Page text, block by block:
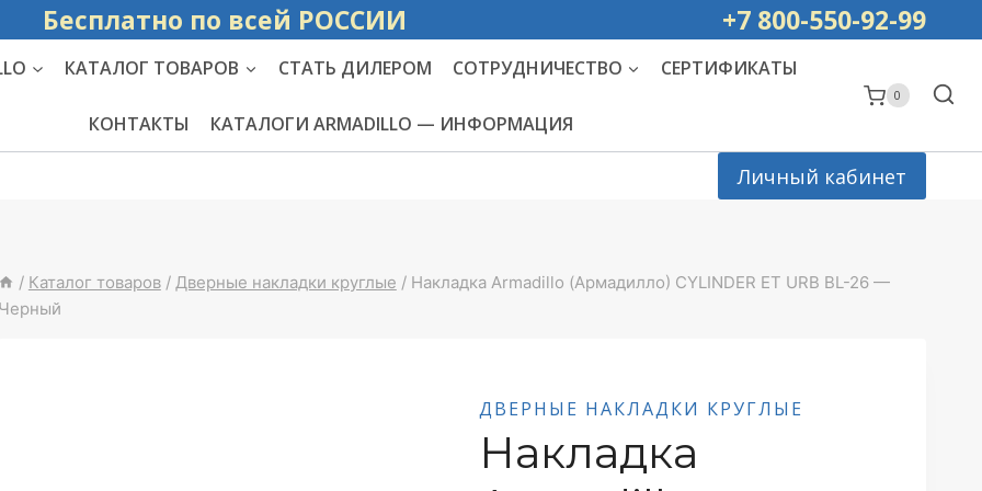
Бесплатно по всей РОССИИ +7 800-550-92-99
КАТАЛОГ ТОВАРОВ СТАТЬ ДИЛЕРОМ СОТРУДНИЧЕСТВО СЕРТИФИКАТЫ
КОНТАКТЫ КАТАЛОГИ ARMADILLO — ИНФОРМАЦИЯ
0
Личный кабинет
/ Каталог товаров / Дверные накладки круглые / Накладка Armadillo (Армадилло) CYLINDER ET URB BL-26 —
Черный
ДВЕРНЫЕ НАКЛАДКИ КРУГЛЫЕ
Накладка